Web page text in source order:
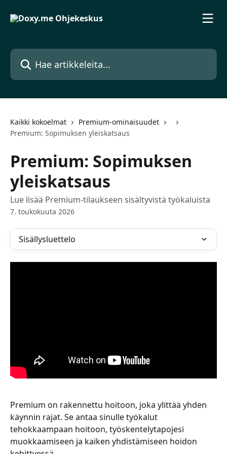
Hae artikkeleita...
Kaikki kokoelmat
Premium-ominaisuudet
Premium: Sopimuksen yleiskatsaus
Premium: Sopimuksen
yleiskatsaus
Lue lisää Premium-tilaukseen sisältyvistä työkaluista
7. toukokuuta 2026
Sisällysluettelo
Premium on rakennettu hoitoon, joka ylittää yhden
käynnin rajat. Se antaa sinulle työkalut
tehokkaampaan hoitoon, työskentelytapojesi
muokkaamiseen ja kaiken yhdistämiseen hoidon